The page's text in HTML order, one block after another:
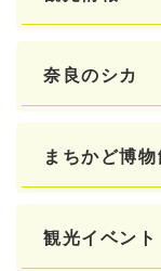
奈良のシカ
まちかど博物
観光イベント